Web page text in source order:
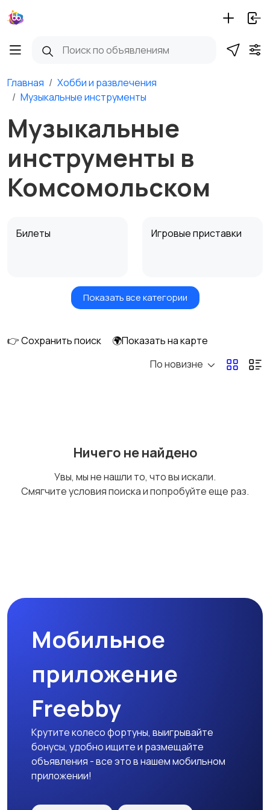
Главная
Хобби и развлечения
Музыкальные инструменты
Музыкальные
инструменты в
Комсомольском
Билеты Игровые приставки
Игры для приставок и
Книги и журналы
Материалы для
инструменты
Показать все категории
👉 Сохранить поиск
🌍Показать на карте
По новизне
Ничего не найдено
Увы, мы не нашли то, что вы искали.
Смягчите условия поиска и попробуйте еще раз.
Мобильное
приложение
Freebby
Крутите колесо фортуны, выигрывайте
бонусы, удобно ищите и размещайте
объявления - все это в нашем мобильном
приложении!